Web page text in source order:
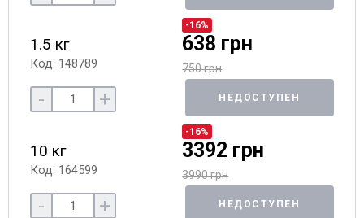
1.5 кг
Код: 148789
-16%
638 грн
750 грн
- + НЕДОСТУПЕН
10 кг
Код: 164599
-16%
3392 грн
3990 грн
- + НЕДОСТУПЕН